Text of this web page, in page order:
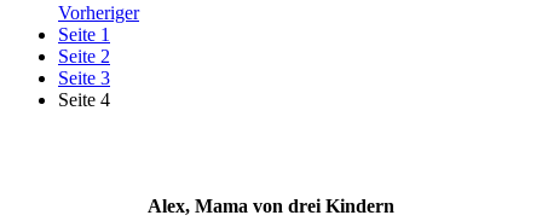
Vorheriger
Seite 1
Seite 2
Seite 3
Seite 4
Alex, Mama von drei Kindern